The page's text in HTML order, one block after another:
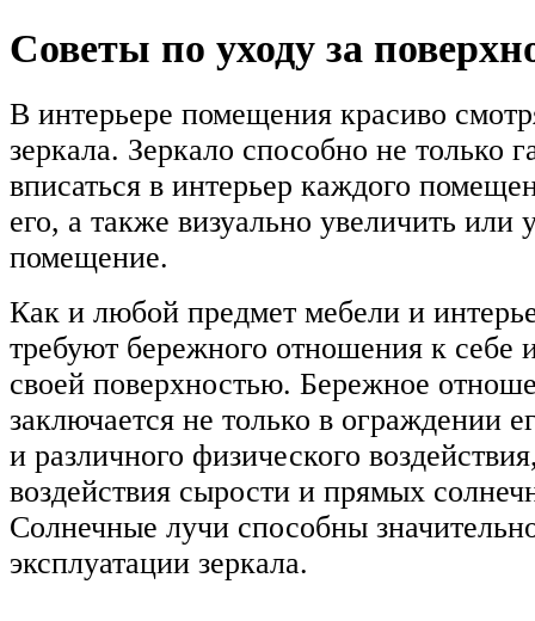
Советы по уходу за
В интерьере помещения красиво
зеркала. Зеркало способно не только
вписаться в интерьер каждого
его, а также визуально увеличить или
помещение.
Как и любой предмет мебели и
требуют бережного отношения к себе
своей поверхностью. Бережное
заключается не только в ограждении
и различного физического
воздействия сырости и прямых
Солнечные лучи способны
эксплуатации зеркала.